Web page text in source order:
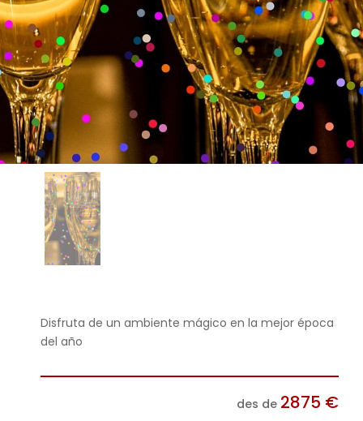
Disfruta de un ambiente mágico en la mejor época
del año
des de 2875 €